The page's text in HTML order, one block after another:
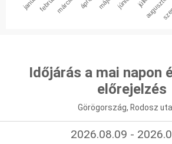
augusztus
Időjárás a mai napon
előrejelzés
Görögország, Rodosz
2026.08.09 -